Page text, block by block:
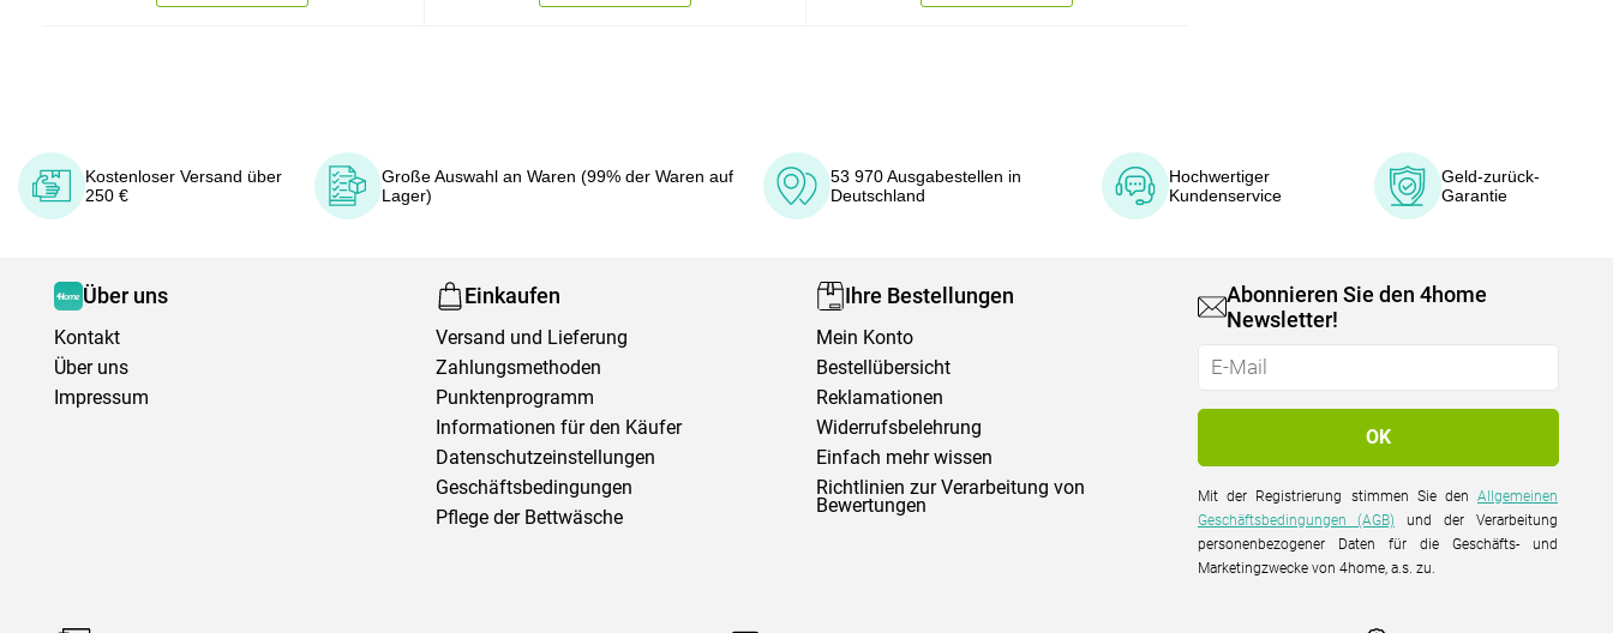
Kostenloser Versand über
250 €
Große Auswahl an Waren (99% der Waren auf
Lager)
53 970 Ausgabestellen in
Deutschland
Hochwertiger
Kundenservice
Geld-zurück-
Garantie
Über uns
Kontakt
Über uns
Impressum
Einkaufen
Versand und Lieferung
Zahlungsmethoden
Punktenprogramm
Informationen für den Käufer
Datenschutzeinstellungen
Geschäftsbedingungen
Pflege der Bettwäsche
Ihre Bestellungen
Mein Konto
Bestellübersicht
Reklamationen
Widerrufsbelehrung
Einfach mehr wissen
Richtlinien zur Verarbeitung von
Bewertungen
Abonnieren Sie den 4home
Newsletter!
Mit der Registrierung stimmen Sie denAllgemeinen
Geschäftsbedingungen (AGB) und der Verarbeitung
personenbezogener Daten für die Geschäfts- und
Marketingzwecke von 4home, a.s. zu.